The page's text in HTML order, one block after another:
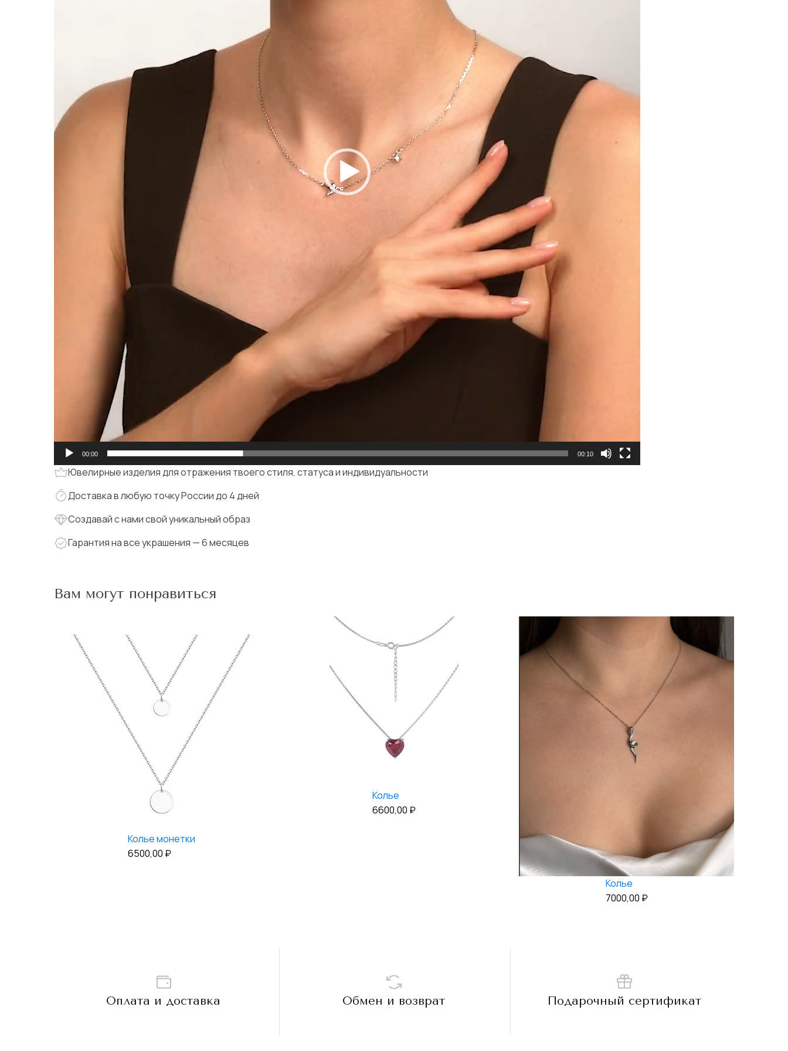
00:00 00:10
Ювелирные изделия для отражения твоего стиля, статуса и индивидуальности
Доставка в любую точку России до 4 дней
Создавай с нами свой уникальный образ
Гарантия на все украшения — 6 месяцев
Вам могут понравиться
Колье монетки
6500,00 ₽
Колье
6600,00 ₽
Колье
7000,00 ₽
Оплата и доставка Обмен и возврат Подарочный сертификат